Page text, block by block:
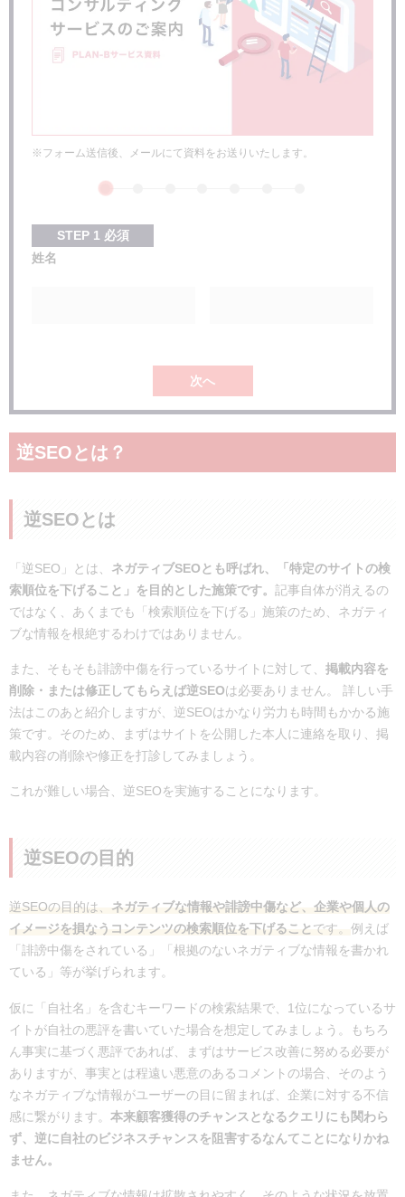
Googleに削除申請を出す
法的措置を施す
ドメインパワーをアップさせる
※フォーム送信後、メールにて資料をお送りいたします。
STEP 1 必須
姓名
次へ
逆SEOとは？
逆SEOとは
「逆SEO」とは、 ネガティブSEOとも呼ばれ、「特定のサイトの検
索順位を下げること」を目的とした施策です。 記事自体が消えるの
ではなく、あくまでも「検索順位を下げる」施策のため、ネガティ
ブな情報を根絶するわけではありません。
また、そもそも誹謗中傷を行っているサイトに対して、 掲載内容を
削除・または修正してもらえば逆SEOは必要ありません。 詳しい手
法はこのあと紹介しますが、逆SEOはかなり労力も時間もかかる施
策です。そのため、まずはサイトを公開した本人に連絡を取り、掲
載内容の削除や修正を打診してみましょう。
これが難しい場合、逆SEOを実施することになります。
逆SEOの目的
逆SEOの目的は、 ネガティブな情報や誹謗中傷など、企業や個人の
イメージを損なうコンテンツの検索順位を下げることです。 例えば
「誹謗中傷をされている」「根拠のないネガティブな情報を書かれ
ている」等が挙げられます。
仮に「自社名」を含むキーワードの検索結果で、1位になっているサ
イトが自社の悪評を書いていた場合を想定してみましょう。もちろ
ん事実に基づく悪評であれば、まずはサービス改善に努める必要が
ありますが、事実とは程遠い悪意のあるコメントの場合、そのよう
なネガティブな情報がユーザーの目に留まれば、企業に対する不信
感に繋がります。 本来顧客獲得のチャンスとなるクエリにも関わら
ず、逆に自社のビジネスチャンスを阻害するなんてことになりかね
ません。